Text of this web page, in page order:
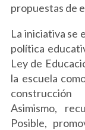
propuestas de
La iniciativa se
política
Ley de
la escuela
Asimismo,
Posible,